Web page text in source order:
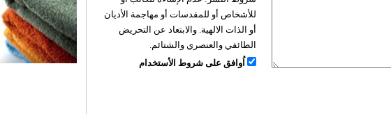
للأشخاص أو للمقدسات أو مهاجمة الأديان
أو الذات الالهية. والابتعاد عن التحريض
الطائفي والعنصري والشتائم.
اُوافق على شروط الأستخدام